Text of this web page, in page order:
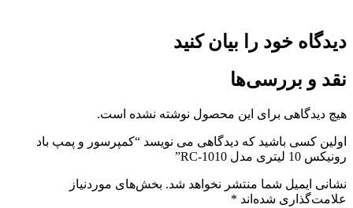
دیدگاه خود را بیان کنید
نقد و بررسی‌ها
هیچ دیدگاهی برای این محصول نوشته نشده است.
اولین کسی باشید که دیدگاهی می نویسد “کمپرسور و پمپ باد
رونیکس 10 لیتری مدل RC-1010”
نشانی ایمیل شما منتشر نخواهد شد. بخش‌های موردنیاز
علامت‌گذاری شده‌اند *